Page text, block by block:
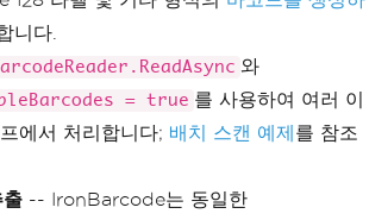
니다.
와
= true 를 사용하여 여러 이
에서 처리합니다; 배치 스캔 예제 를 참조
-- IronBarcode는 동일한